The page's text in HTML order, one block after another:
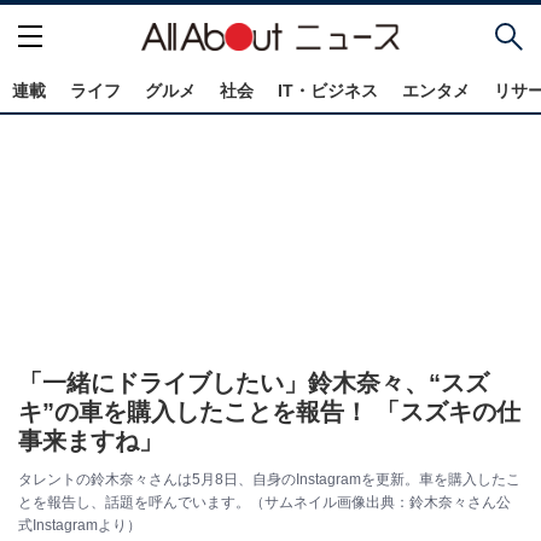
連載 ライフ グルメ 社会 IT・ビジネス エンタメ リサ
「一緒にドライブしたい」鈴木奈々、“スズ
キ”の車を購入したことを報告！ 「スズキの仕
事来ますね」
タレントの鈴木奈々さんは5月8日、自身のInstagramを更新。車を購入したこ
とを報告し、話題を呼んでいます。（サムネイル画像出典：鈴木奈々さん公
式Instagramより）